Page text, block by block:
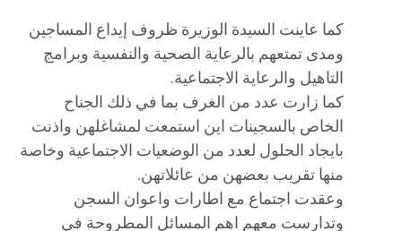
كما عاينت السيدة الوزيرة ظروف إيداع المساجين
ومدى تمتعهم بالرعاية الصحية والنفسية وبرامج
التاهيل والرعاية الاجتماعية.
كما زارت عدد من الغرف بما في ذلك الجناح
الخاص بالسجينات اين استمعت لمشاغلهن واذنت
بايجاد الحلول لعدد من الوضعيات الاجتماعية وخاصة
منها تقريب بعضهن من عائلاتهن.
وعقدت اجتماع مع اطارات واعوان السجن
وتدارست معهم اهم المسائل المطروحة في